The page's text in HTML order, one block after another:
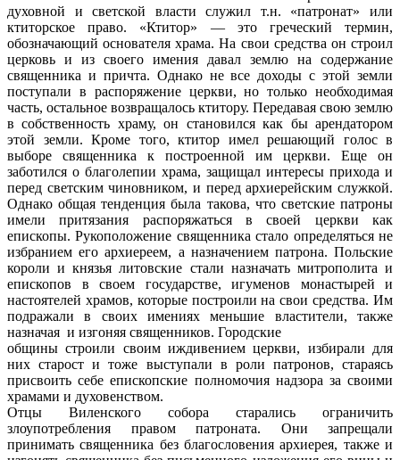
духов­ной и светской власти служил т.н. «патро­нат» или
ктиторское право. «Ктитор» — это греческий термин,
обозначающий основа­теля храма. На свои средства он строил
церковь и из своего имения давал землю на содержание
священника и причта. Од­нако не все доходы с этой земли
поступали в распоряжение церкви, но только необхо­димая
часть, остальное возвращалось кти­тору. Передавая свою землю
в собствен­ность храму, он становился как бы аренда­тором
этой земли. Кроме того, ктитор имел решающий голос в
выборе священника к построенной им церкви. Еще он
заботился о благолепии храма, защищал интересы прихода и
перед светским чиновником, и перед архиерейским служкой.
Однако об­щая тенденция была такова, что светские патроны
имели притязания распоряжаться в своей церкви как
епископы. Рукоположе­ние священника стало определяться не
из­бранием его архиереем, а назначением пат­рона. Польские
короли и князья литовские стали назначать митрополита и
епископов в своем государстве, игуменов монасты­рей и
настоятелей храмов, которые пост­роили на свои средства. Им
подражали в своих имениях меньшие властители, также
назначая и изгоняя священников. Городские
общины строили своим иждиве­нием церкви, избирали для
них старост и тоже выступали в роли патронов, стараясь
присвоить себе епископские полномочия надзора за своими
храмами и духовен­ством.
Отцы Виленского собора старались ог­раничить
злоупотребления правом патро­ната. Они запрещали
принимать священ­ника без благословения архиерея, также и